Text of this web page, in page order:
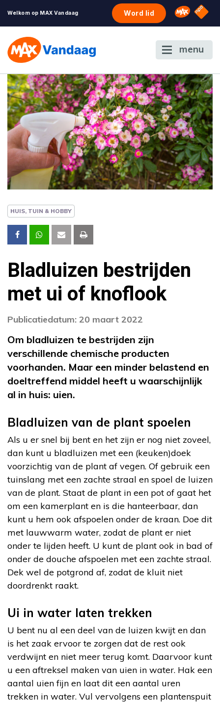
Welkom op MAX Vandaag Word lid Omroep
NPO
menu
HUIS, TUIN & HOBBY
Bladluizen bestrijden
met ui of knoflook
Publicatiedatum: 20 maart 2022
Om bladluizen te bestrijden zijn
verschillende chemische producten
voorhanden. Maar een minder belastend en
doeltreffend middel heeft u waarschijnlijk
al in huis: uien.
Bladluizen van de plant spoelen
Als u er snel bij bent en het zijn er nog niet zoveel,
dan kunt u bladluizen met een (keuken)doek
voorzichtig van de plant af vegen. Of gebruik een
tuinslang met een zachte straal en spoel de luizen
van de plant. Staat de plant in een pot of gaat het
om een kamerplant en is die hanteerbaar, dan
kunt u hem ook afspoelen onder de kraan. Doe dit
met lauwwarm water, zodat de plant er niet
onder te lijden heeft. U kunt de plant ook in bad of
onder de douche afspoelen met een zachte straal.
Dek wel de potgrond af, zodat de kluit niet
doordrenkt raakt.
Ui in water laten trekken
U bent nu al een deel van de luizen kwijt en dan
is het zaak ervoor te zorgen dat de rest ook
verdwijnt en niet meer terug komt. Daarvoor kunt
u een aftreksel maken van uien in water. Hak een
aantal uien fijn en laat dit een aantal uren
trekken in water. Vul vervolgens een plantenspuit